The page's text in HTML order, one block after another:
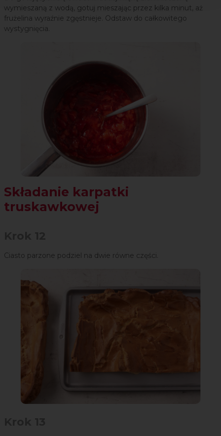
wymieszaną z wodą, gotuj mieszając przez kilka minut, aż
frużelina wyraźnie zgęstnieje. Odstaw do całkowitego
wystygnięcia.
Składanie karpatki
truskawkowej
Ciasto parzone podziel na dwie równe części.